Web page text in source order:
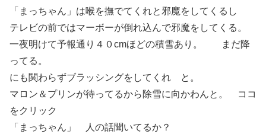
「まっちゃん」は喉を撫でてくれと邪魔をしてくるし
テレビの前ではマーボーが倒れ込んで邪魔をしてくる。
一夜明けて予報通り４０cmほどの積雪あり。 まだ降
ってる。
にも関わらずブラッシングをしてくれ と。
マロン＆プリンが待ってるから除雪に向かわんと。 ココ
をクリック
「まっちゃん」 人の話聞いてるか？